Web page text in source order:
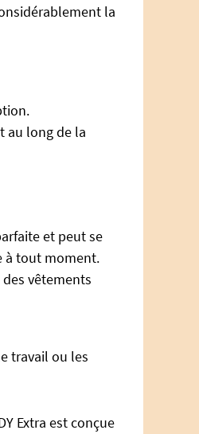
la
au long de la
et peut se
à tout moment.
vêtements
travail ou les
Extra est conçue